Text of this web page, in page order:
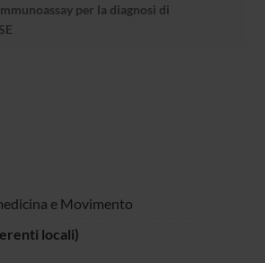
per la diagnosi di
e Movimento
locali)